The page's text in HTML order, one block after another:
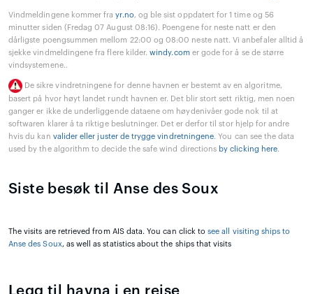
Vindmeldingene kommer frayr.no, og ble sist oppdatert for 1 time og 56
minutter siden (Fredag 07 August 08:16). Poengene for neste natt er den
dårligste poengsummen mellom 22:00 og 08:00 neste natt. Vi anbefaler alltid å
sjekke vindmeldingene fra flere kilder.windy.comer gode for å se de større
vindsystemene..
De sikre vindretningene for denne havnen er bestemt av en algoritme,
basert på hvor høyt landet rundt havnen er. Det blir stort sett riktig, men noen
ganger er ikke de underliggende dataene om høydenivåer gode nok til at
softwaren klarer å ta riktige beslutninger. Det er derfor til stor hjelp for andre
hvis du kan valider eller juster de trygge vindretningene. You can see the data
used by the algorithm to decide the safe wind directions by clicking here.
Siste besøk til Anse des Soux
The visits are retrieved from AIS data. You can click tosee all visiting ships to
Anse des Soux, as well as statistics about the ships that visits
Legg til havna i en reise